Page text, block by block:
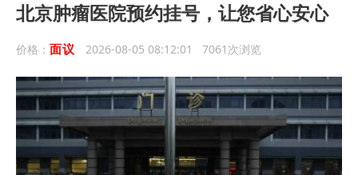
北京肿瘤医院预约挂号，让您省心安心
价格： 面议 2026-08-05 08:12:01 7061次浏览